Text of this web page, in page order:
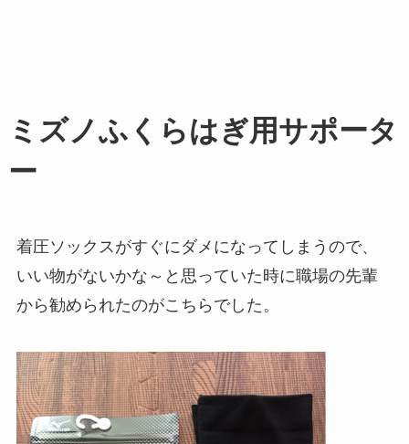
ミズノふくらはぎ用サポータ
ー
着圧ソックスがすぐにダメになってしまうので、
いい物がないかな～と思っていた時に職場の先輩
から勧められたのがこちらでした。